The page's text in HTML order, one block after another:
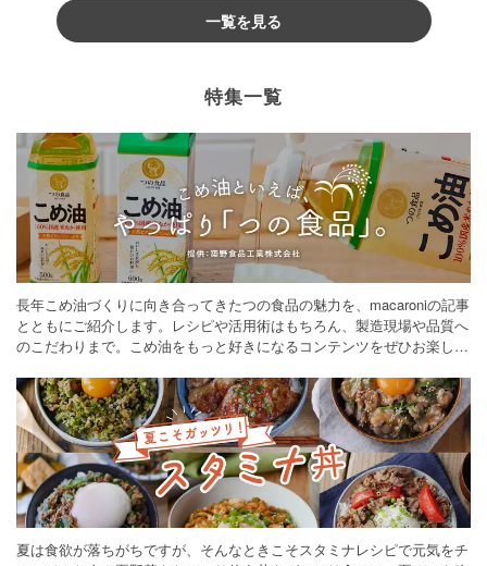
一覧を見る
特集一覧
長年こめ油づくりに向き合ってきたつの食品の魅力を、macaroniの記事
とともにご紹介します。レシピや活用術はもちろん、製造現場や品質へ
のこだわりまで。こめ油をもっと好きになるコンテンツをぜひお楽しみ
夏は食欲が落ちがちですが、そんなときこそスタミナレシピで元気をチ